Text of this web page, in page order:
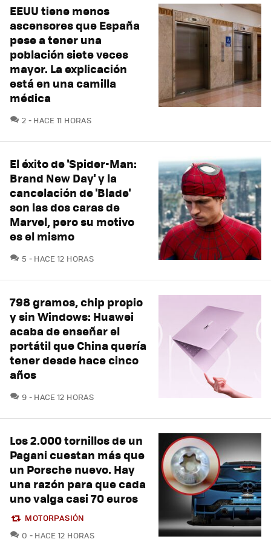
EEUU tiene menos
ascensores que España
pese a tener una
población siete veces
mayor. La explicación
está en una camilla
médica
2 COMENTARIOS
HACE 11 HORAS
El éxito de 'Spider-Man:
Brand New Day' y la
cancelación de 'Blade'
son las dos caras de
Marvel, pero su motivo
es el mismo
5 COMENTARIOS
HACE 12 HORAS
798 gramos, chip propio
y sin Windows: Huawei
acaba de enseñar el
portátil que China quería
tener desde hace cinco
años
9 COMENTARIOS
HACE 12 HORAS
Los 2.000 tornillos de un
Pagani cuestan más que
un Porsche nuevo. Hay
una razón para que cada
uno valga casi 70 euros
MOTORPASIÓN
0 COMENTARIOS
HACE 12 HORAS